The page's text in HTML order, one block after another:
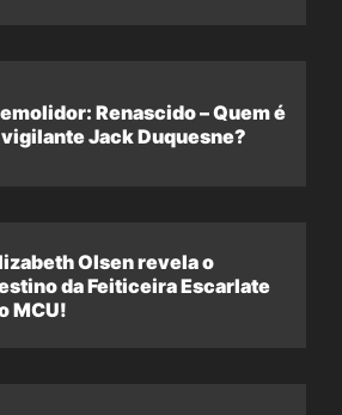
Renascido – Quem é
Jack Duquesne?
Olsen revela o
da Feiticeira Escarlate
MCU!